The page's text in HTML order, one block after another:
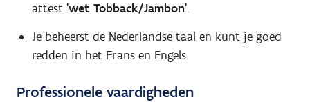
attest 'wet Tobback/Jambon'.
Je beheerst de Nederlandse taal en kunt je goed
redden in het Frans en Engels.
Professionele vaardigheden